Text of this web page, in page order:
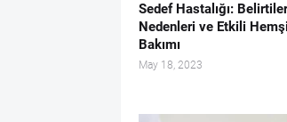
Sedef Hastalığı:
Nedenleri ve Etkili
Bakımı
May 18, 2023